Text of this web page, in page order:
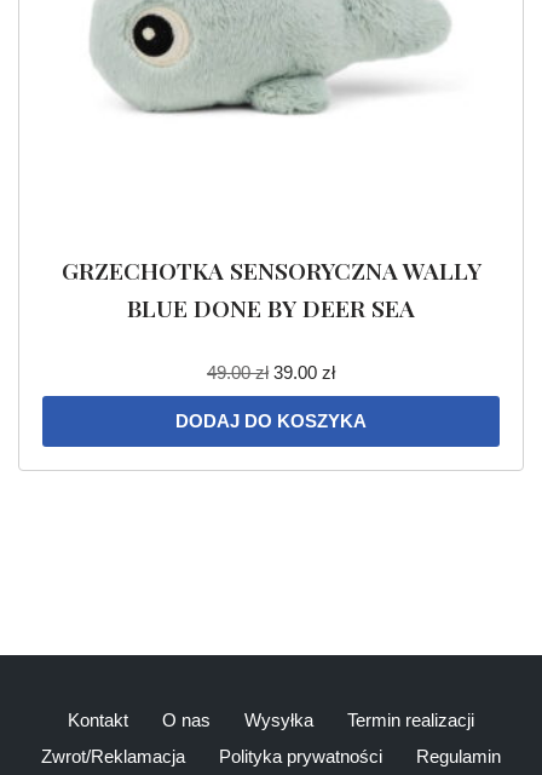
GRZECHOTKA SENSORYCZNA WALLY
BLUE DONE BY DEER SEA
49.00zł 39.00 zł
DODAJ DO KOSZYKA
Kontakt O nas Wysyłka
Termin realizacji
Zwrot/Reklamacja
Polityka prywatności Regulamin